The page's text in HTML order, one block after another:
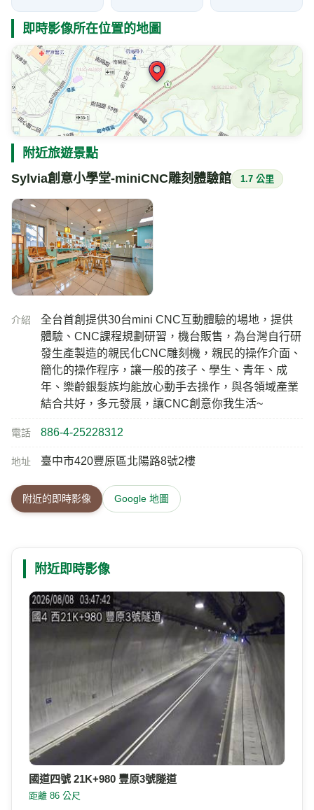
即時影像所在位置的地圖
附近旅遊景點
Sylvia創意小學堂-miniCNC雕刻體驗館 1.7 公里
介紹
全台首創提供30台mini CNC互動體驗的場地，提供
體驗、CNC課程規劃研習，機台販售，為台灣自行研
發生產製造的親民化CNC雕刻機，親民的操作介面、
簡化的操作程序，讓一般的孩子、學生、青年、成
年、樂齡銀髮族均能放心動手去操作，與各領域產業
結合共好，多元發展，讓CNC創意你我生活~
電話 886-4-25228312
地址 臺中市420豐原區北陽路8號2樓
附近的即時影像 Google 地圖
附近即時影像
國道四號 21K+980 豐原3號隧道
距離 86 公尺